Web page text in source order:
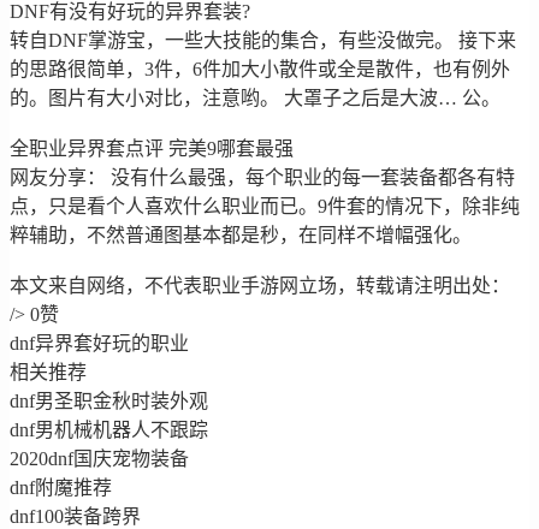
DNF有没有好玩的异界套装?
转自DNF掌游宝，一些大技能的集合，有些没做完。 接下来
的思路很简单，3件，6件加大小散件或全是散件，也有例外
的。图片有大小对比，注意哟。 大罩子之后是大波… 公。
全职业异界套点评 完美9哪套最强
网友分享： 没有什么最强，每个职业的每一套装备都各有特
点，只是看个人喜欢什么职业而已。9件套的情况下，除非纯
粹辅助，不然普通图基本都是秒，在同样不增幅强化。
本文来自网络，不代表职业手游网立场，转载请注明出处：
/> 0赞
dnf异界套好玩的职业
相关推荐
dnf男圣职金秋时装外观
dnf男机械机器人不跟踪
2020dnf国庆宠物装备
dnf附魔推荐
dnf100装备跨界